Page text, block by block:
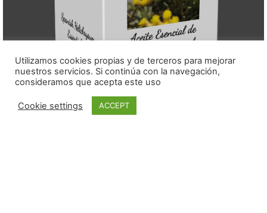
Utilizamos cookies propias y de terceros para mejorar
nuestros servicios. Si continúa con la navegación,
consideramos que acepta este uso
Cookie settings ACCEPT